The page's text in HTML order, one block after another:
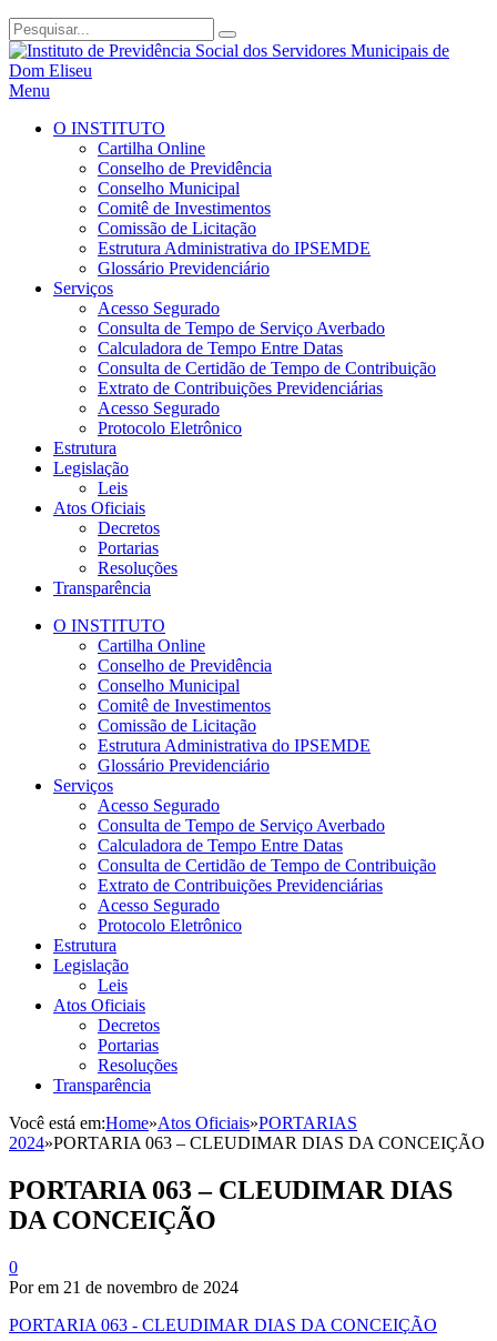
Menu
O INSTITUTO
Cartilha Online
Conselho de Previdência
Conselho Municipal
Comitê de Investimentos
Comissão de Licitação
Estrutura Administrativa do IPSEMDE
Glossário Previdenciário
Serviços
Acesso Segurado
Consulta de Tempo de Serviço Averbado
Calculadora de Tempo Entre Datas
Consulta de Certidão de Tempo de Contribuição
Extrato de Contribuições Previdenciárias
Acesso Segurado
Protocolo Eletrônico
Estrutura
Legislação
Leis
Atos Oficiais
Decretos
Portarias
Resoluções
Transparência
O INSTITUTO
Cartilha Online
Conselho de Previdência
Conselho Municipal
Comitê de Investimentos
Comissão de Licitação
Estrutura Administrativa do IPSEMDE
Glossário Previdenciário
Serviços
Acesso Segurado
Consulta de Tempo de Serviço Averbado
Calculadora de Tempo Entre Datas
Consulta de Certidão de Tempo de Contribuição
Extrato de Contribuições Previdenciárias
Acesso Segurado
Protocolo Eletrônico
Estrutura
Legislação
Leis
Atos Oficiais
Decretos
Portarias
Resoluções
Transparência
Você está em:Home»Atos Oficiais»PORTARIAS
2024»PORTARIA 063 – CLEUDIMAR DIAS DA CONCEIÇÃO
PORTARIA 063 – CLEUDIMAR DIAS
DA CONCEIÇÃO
0
Porem 21 de novembro de 2024
PORTARIA 063 - CLEUDIMAR DIAS DA CONCEIÇÃO